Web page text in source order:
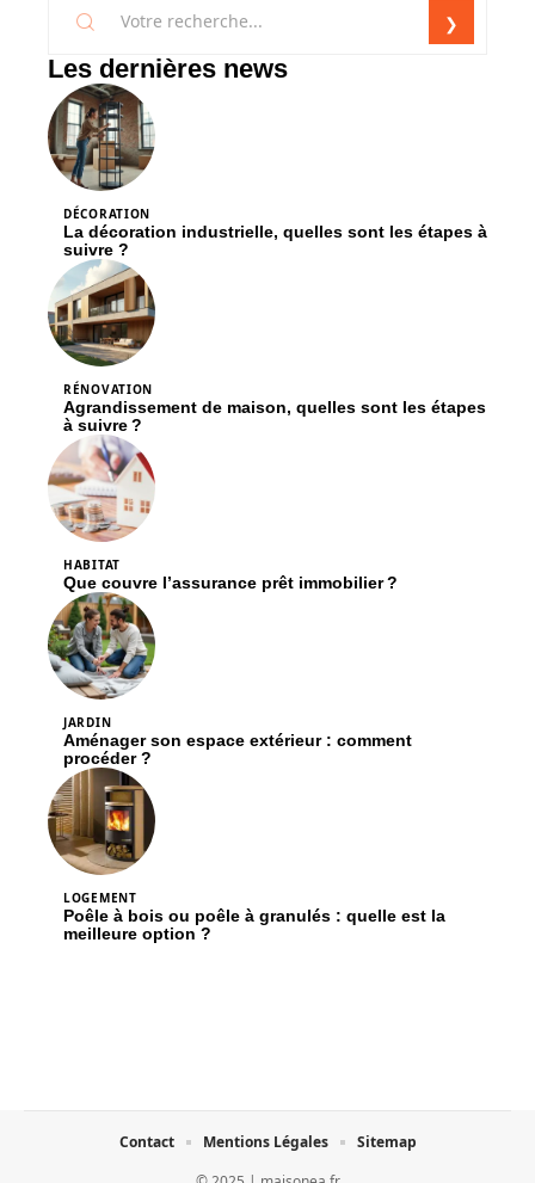
Les dernières news
DÉCORATION
La décoration industrielle, quelles sont les étapes à
suivre ?
RÉNOVATION
Agrandissement de maison, quelles sont les étapes
à suivre ?
HABITAT
Que couvre l’assurance prêt immobilier ?
JARDIN
Aménager son espace extérieur : comment
procéder ?
LOGEMENT
Poêle à bois ou poêle à granulés : quelle est la
meilleure option ?
Contact Mentions Légales Sitemap